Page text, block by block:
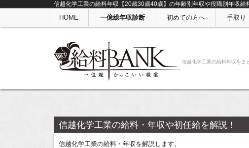
信越化学工業の給料年収【20歳30歳40歳】の年齢別年収や役職別年収給
HOME 一億総年収診断 初めての方へ 手取り
信越化学工業の給料年収をま
信越化学工業の給料・年収や初任給を解説！
信越化学工業の給料・年収を解説します。